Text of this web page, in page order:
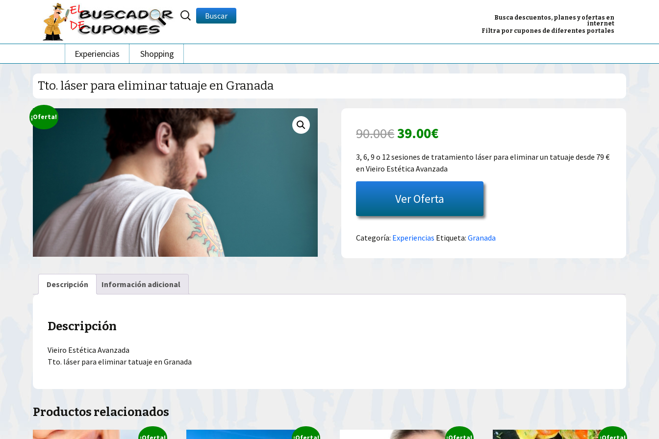
Busca descuentos, planes y ofertas en
internet
Filtra por cupones de diferentes portales
Buscar
por:
Buscar
Ir
al
contenido
Experiencias Shopping
Tto. láser para eliminar tatuaje en Granada
¡Oferta!
90.00€El
precio
original
era:
90.00€.
39.00€El
precio
actual
es:
39.00€.
3, 6, 9 o 12 sesiones de tratamiento láser para eliminar un tatuaje desde 79 €
en Vieiro Estética Avanzada
Ver Oferta
Categoría: Experiencias Etiqueta:Granada
Descripción Información adicional
Descripción
Vieiro Estética Avanzada
Tto. láser para eliminar tatuaje en Granada
Productos relacionados